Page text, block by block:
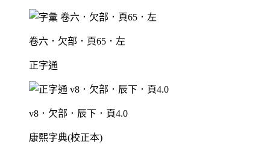
卷六．欠部．頁65．左
正字通
v8．欠部．辰下．頁4.0
康熙字典(校正本)